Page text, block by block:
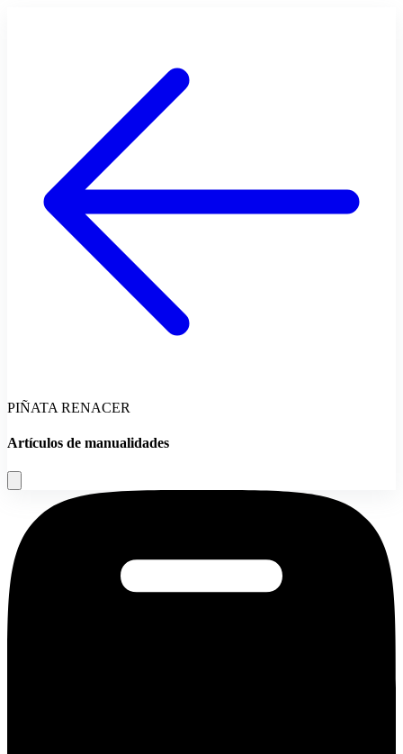
PIÑATA RENACER
Artículos de manualidades